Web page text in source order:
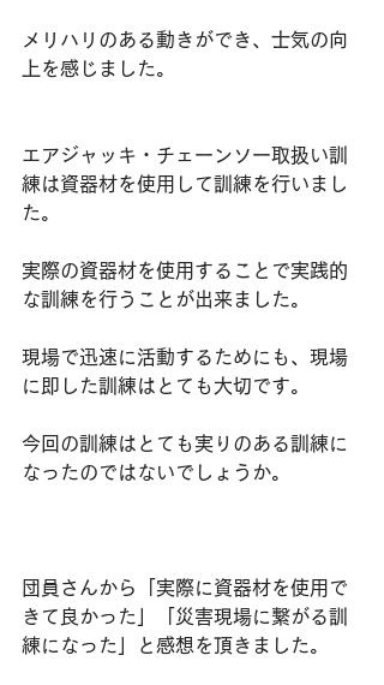
メリハリのある動きができ、士気の向
上を感じました。
エアジャッキ・チェーンソー取扱い訓
練は資器材を使用して訓練を行いまし
た。
実際の資器材を使用することで実践的
な訓練を行うことが出来ました。
現場で迅速に活動するためにも、現場
に即した訓練はとても大切です。
今回の訓練はとても実りのある訓練に
なったのではないでしょうか。
団員さんから「実際に資器材を使用で
きて良かった」「災害現場に繋がる訓
練になった」と感想を頂きました。